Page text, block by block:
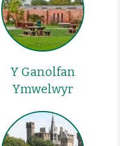
Y Ganolfan
Ymwelwyr